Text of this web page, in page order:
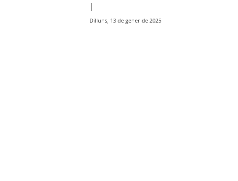
|
Dilluns, 13 de gener de 2025